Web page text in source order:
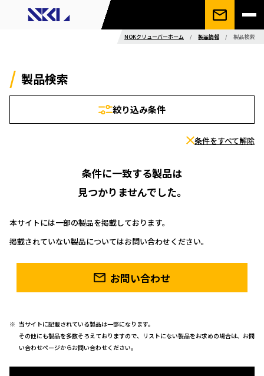
NOKクリューバーホーム / 製品情報 / 製品検索
製品検索
絞り込み条件
条件をすべて解除
条件に一致する製品は
見つかりませんでした。
本サイトには一部の製品を掲載しております。
掲載されていない製品についてはお問い合わせください。
お問い合わせ
当サイトに記載されている製品は一部になります。
その他にも製品を多数そろえておりますので、リストにない製品をお求めの場合は、お問
い合わせページからお問い合わせください。